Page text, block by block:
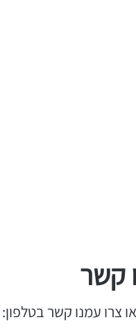
קשר
צרו עמנו קשר בטלפון: